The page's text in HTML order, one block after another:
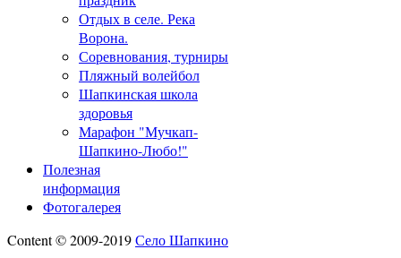
Отдых в селе. Река
Ворона.
Соревнования, турниры
Пляжный волейбол
Шапкинская школа
здоровья
Марафон "Мучкап-
Шапкино-Любо!"
Полезная
информация
Фотогалерея
Content © 2009-2019Село Шапкино